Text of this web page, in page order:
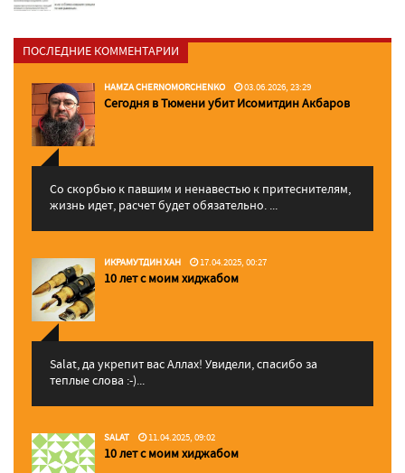
ПОСЛЕДНИЕ КОММЕНТАРИИ
HAMZA CHERNOMORCHENKO 03.06.2026, 23:29
Сегодня в Тюмени убит Исомитдин Акбаров
Со скорбью к павшим и ненавестью к притеснителям,
жизнь идет, расчет будет обязательно. ...
ИКРАМУТДИН ХАН 17.04.2025, 00:27
10 лет с моим хиджабом
Salat, да укрепит вас Аллаx! Увидели, спасибо за
теплые слова :-)...
SALAT 11.04.2025, 09:02
10 лет с моим хиджабом